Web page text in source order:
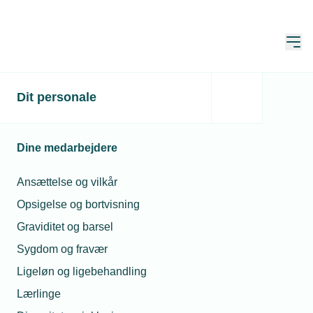
Dit personale
Dine medarbejdere
Ansættelse og vilkår
Opsigelse og bortvisning
Graviditet og barsel
Sygdom og fravær
Ligeløn og ligebehandling
Lærlinge
Salg og kundeservice på
Skrevet af: Mikkel Svinth Rødgaard